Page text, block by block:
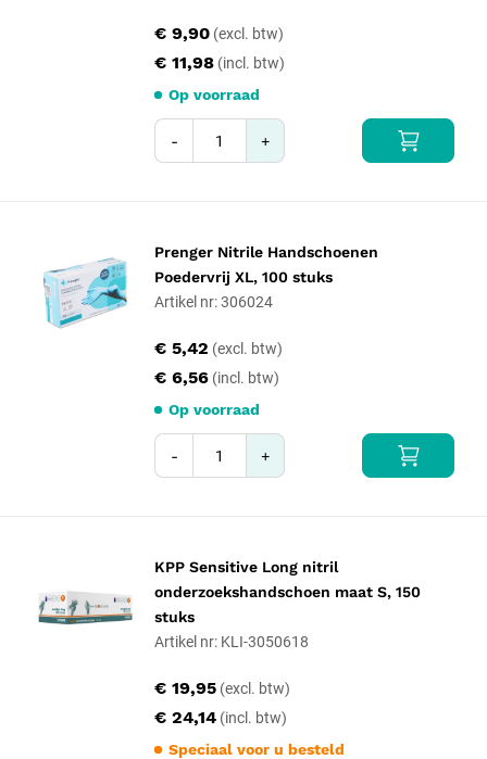
€ 11,98
€ 9,90
Op voorraad
- +
Prenger Nitrile Handschoenen
Poedervrij XL, 100 stuks
Artikel nr: 306024
€ 6,56
€ 5,42
Op voorraad
- +
KPP Sensitive Long nitril
onderzoekshandschoen maat S, 150
stuks
Artikel nr: KLI-3050618
€ 24,14
€ 19,95
Speciaal voor u besteld